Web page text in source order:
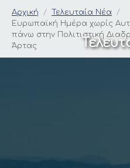
Αρχική
Τελευταία Νέα
Ευρωπαϊκή Ημέρα χωρίς
πάνω στην Πολιτιστική
Άρτας